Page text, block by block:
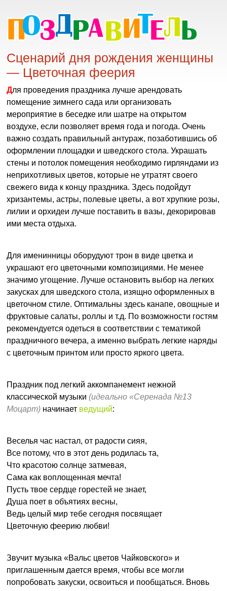
Сценарий дня рождения женщины
— Цветочная феерия
Для проведения праздника лучше арендовать
помещение зимнего сада или организовать
мероприятие в беседке или шатре на открытом
воздухе, если позволяет время года и погода. Очень
важно создать правильный антураж, позаботившись об
оформлении площадки и шведского стола. Украшать
стены и потолок помещения необходимо гирляндами из
неприхотливых цветов, которые не утратят своего
свежего вида к концу праздника. Здесь подойдут
хризантемы, астры, полевые цветы, а вот хрупкие розы,
лилии и орхидеи лучше поставить в вазы, декорировав
ими места отдыха.
Для именинницы оборудуют трон в виде цветка и
украшают его цветочными композициями. Не менее
значимо угощение. Лучше остановить выбор на легких
закусках для шведского стола, изящно оформленных в
цветочном стиле. Оптимальны здесь канапе, овощные и
фруктовые салаты, роллы и т.д. По возможности гостям
рекомендуется одеться в соответствии с тематикой
праздничного вечера, а именно выбрать легкие наряды
с цветочным принтом или просто яркого цвета.
Праздник под легкий аккомпанемент нежной
классической музыки(идеально «Серенада №13
Моцарт) начинает ведущий:
Веселья час настал, от радости сияя,
Все потому, что в этот день родилась та,
Что красотою солнце затмевая,
Сама как воплощенная мечта!
Пусть твое сердце горестей не знает,
Душа поет в объятиях весны,
Ведь целый мир тебе сегодня посвящает
Цветочную феерию любви!
Звучит музыка «Вальс цветов Чайковского» и
приглашенным дается время, чтобы все могли
попробовать закуски, освоиться и пообщаться. Вновь